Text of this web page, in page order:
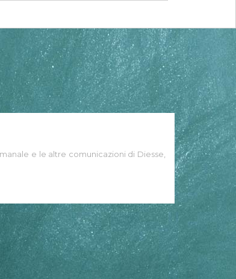
e le altre comunicazioni di Diesse,